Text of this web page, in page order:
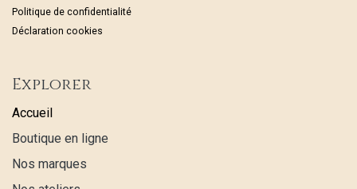
Politique de confidentialité
Déclaration cookies
Explorer
Accueil
Boutique en ligne
Nos marques